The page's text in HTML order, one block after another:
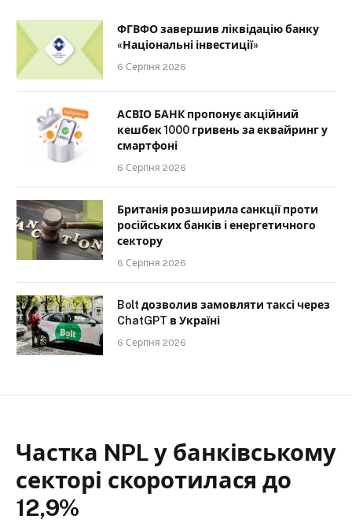
ФГВФО завершив ліквідацію банку
«Національні інвестиції»
6 Серпня 2026
АСВІО БАНК пропонує акційний
кешбек 1000 гривень за еквайринг у
смартфоні
6 Серпня 2026
Британія розширила санкції проти
російських банків і енергетичного
сектору
6 Серпня 2026
Bolt дозволив замовляти таксі через
ChatGPT в Україні
6 Серпня 2026
Частка NPL у банківському
секторі скоротилася до
12,9%